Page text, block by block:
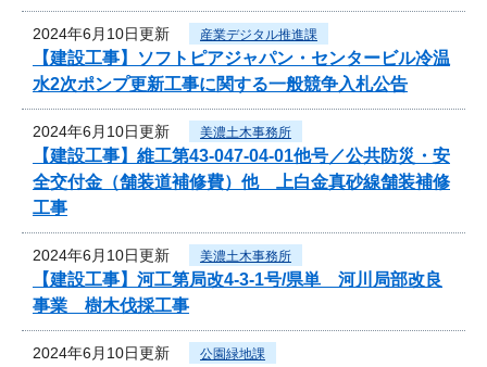
2024年6月10日更新 産業デジタル推進課
【建設工事】ソフトピアジャパン・センタービル冷温
水2次ポンプ更新工事に関する一般競争入札公告
2024年6月10日更新 美濃土木事務所
【建設工事】維工第43-047-04-01他号／公共防災・安
全交付金（舗装道補修費）他 上白金真砂線舗装補修
工事
2024年6月10日更新 美濃土木事務所
【建設工事】河工第局改4-3-1号/県単 河川局部改良
事業 樹木伐採工事
2024年6月10日更新 公園緑地課